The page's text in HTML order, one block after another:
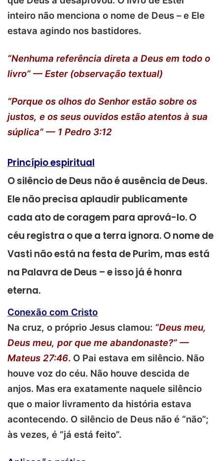
inteiro não menciona o nome de Deus – e Ele
estava agindo nos bastidores.
“Nenhuma referência direta a Deus em todo o
livro” — Ester (observação textual)
“Porque os olhos do Senhor estão sobre os
justos, e os seus ouvidos estão atentos à sua
súplica” — 1 Pedro 3:12
Princípio espiritual
O silêncio de Deus não é ausência de Deus.
Ele não precisa aplaudir publicamente
cada ato de coragem para aprová-lo. O
céu registra o que a terra ignora. O nome de
Vasti não está na festa de Purim, mas está
na Palavra de Deus – e isso já é honra
eterna.
Conexão com Cristo
Na cruz, o próprio Jesus clamou: “Deus meu,
Deus meu, por que me abandonaste?” —
Mateus 27:46. O Pai estava em silêncio. Não
houve voz do céu. Não houve descida de
anjos. Mas era exatamente naquele silêncio
que o maior livramento da história estava
acontecendo. O silêncio de Deus não é “não”;
às vezes, é “já está feito”.